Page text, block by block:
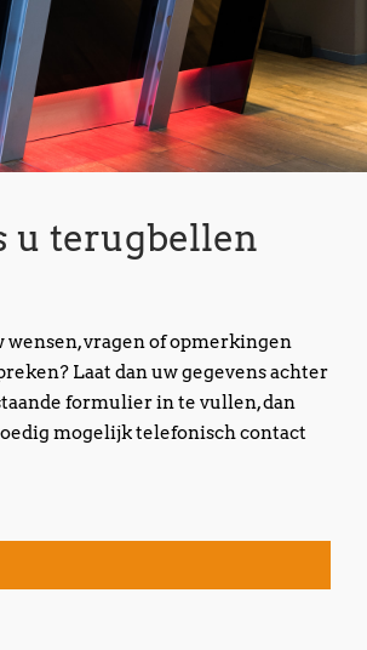
u terugbellen
vragen of opmerkingen
Laat dan uw gegevens achter
formulier in te vullen, dan
mogelijk telefonisch contact